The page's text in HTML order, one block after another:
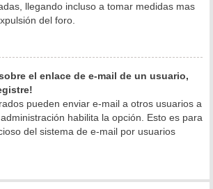
llegando incluso a tomar medidas mas
del foro.
el enlace de e-mail de un usuario,
pueden enviar e-mail a otros usuarios a
habilita la opción. Esto es para
del sistema de e-mail por usuarios